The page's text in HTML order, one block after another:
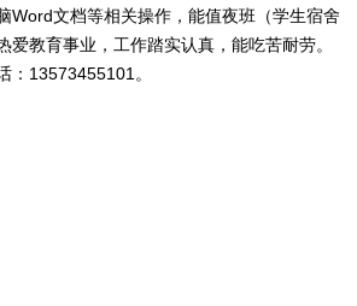
Word文档等相关操作，能值夜班（学生宿舍
爱教育事业，工作踏实认真，能吃苦耐劳。
：13573455101。